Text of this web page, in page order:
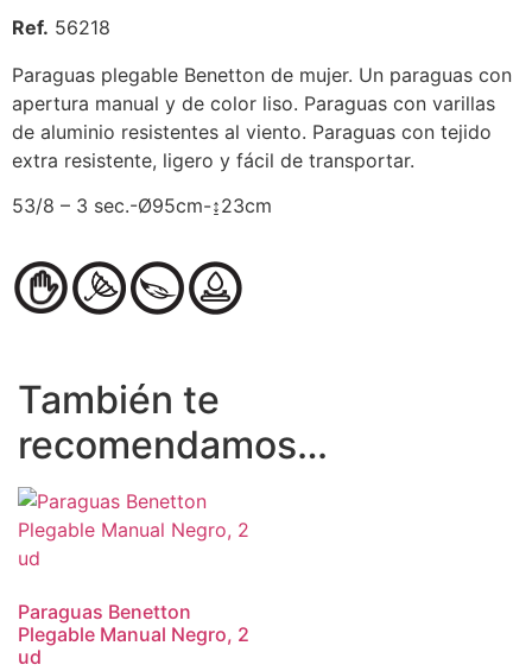
Ref. 56218
Paraguas plegable Benetton de mujer. Un paraguas con
apertura manual y de color liso. Paraguas con varillas
de aluminio resistentes al viento. Paraguas con tejido
extra resistente, ligero y fácil de transportar.
53/8 – 3 sec.-Ø95cm-↨23cm
También te
recomendamos…
Paraguas Benetton
Plegable Manual Negro, 2
ud